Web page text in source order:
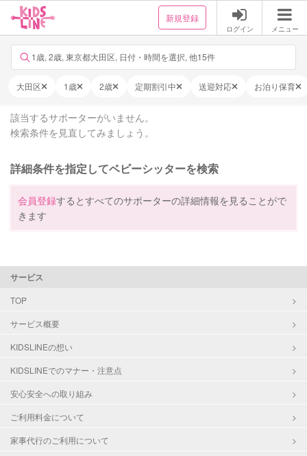
新規登録
ログイン メニュー
1歳, 2歳, 東京都大田区, 日付・時間を選択, 他15件
大田区 1歳 2歳 定期割引中 送迎対応 お泊り保育
該当するサポーターがいません。
検索条件を見直してみましょう。
詳細条件を指定してベビーシッターを検索
会員登録するとすべてのサポーターの詳細情報を見ることがで
きます
サービス
TOP
サービス概要
KIDSLINEの想い
KIDSLINEでのマナー・注意点
安心安全への取り組み
ご利用料金について
家事代行のご利用について